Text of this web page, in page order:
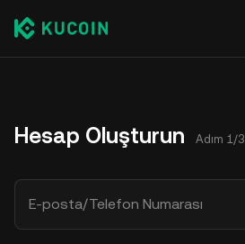
Hesap Oluşturun Adım 1/3
E-posta/Telefon Numarası